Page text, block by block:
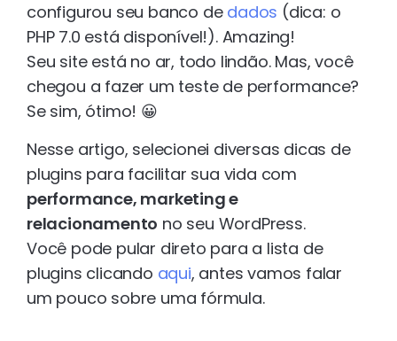
configurou seu banco de dados (dica: o
PHP 7.0 está disponível!). Amazing!
Seu site está no ar, todo lindão. Mas, você
chegou a fazer um teste de performance?
Se sim, ótimo! 😀
Nesse artigo, selecionei diversas dicas de
plugins para facilitar sua vida com
performance, marketing e
relacionamento no seu WordPress.
Você pode pular direto para a lista de
plugins clicando aqui, antes vamos falar
um pouco sobre uma fórmula.